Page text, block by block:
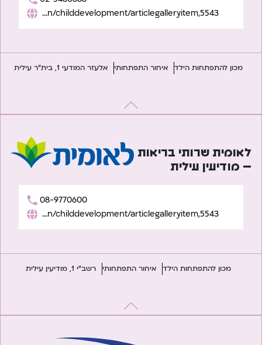
https://www.leumit.co.il/heb/Life/Children/childdevelopment/articlegalleryitem,5543/
מכון להתפתחות הילד איחור התפתחותי אלעזר המודעי 1, בית"ר עילית
לאומית שרותי בריאות
– מודיעין עילית
08-9770600
https://www.leumit.co.il/heb/Life/Children/childdevelopment/articlegalleryitem,5543/
מכון להתפתחות הילד איחור התפתחותי רשב"י 1, מודיעין עילית